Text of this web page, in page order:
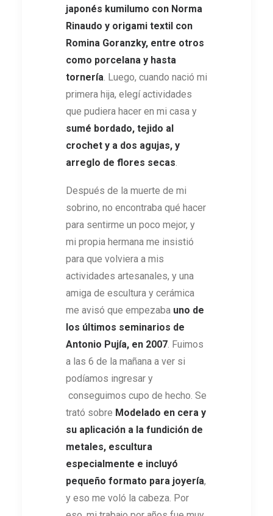
japonés kumilumo con Norma
Rinaudo y origami textil con
Romina Goranzky, entre otros
como porcelana y hasta
tornería. Luego, cuando nació mi
primera hija, elegí actividades
que pudiera hacer en mi casa y
sumé bordado, tejido al
crochet y a dos agujas, y
arreglo de flores secas.
Después de la muerte de mi
sobrino, no encontraba qué hacer
para sentirme un poco mejor, y
mi propia hermana me insistió
para que volviera a mis
actividades artesanales, y una
amiga de escultura y cerámica
me avisó que empezaba uno de
los últimos seminarios de
Antonio Pujía, en 2007. Fuimos
a las 6 de la mañana a ver si
podíamos ingresar y
conseguimos cupo de hecho. Se
trató sobre Modelado en cera y
su aplicación a la fundición de
metales, escultura
especialmente e incluyó
pequeño formato para joyería,
y eso me voló la cabeza. Por